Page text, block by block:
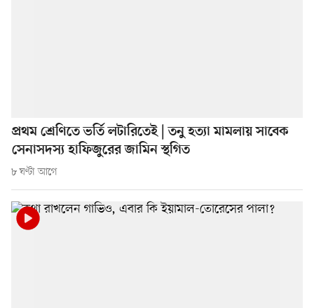
প্রথম শ্রেণিতে ভর্তি লটারিতেই | তনু হত্যা মামলায় সাবেক
সেনাসদস্য হাফিজুরের জামিন স্থগিত
৮ ঘণ্টা আগে